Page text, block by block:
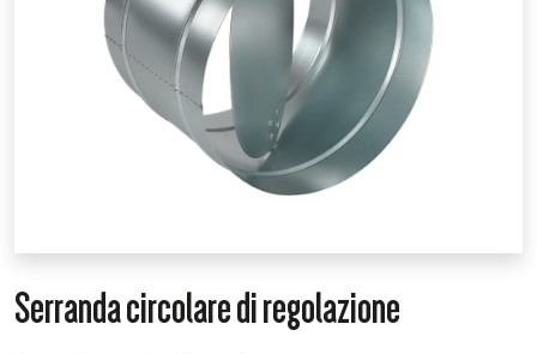
Serranda circolare di regolazione